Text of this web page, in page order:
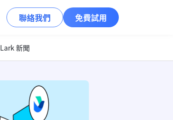
聯絡我們 免費試用
Lark 新聞